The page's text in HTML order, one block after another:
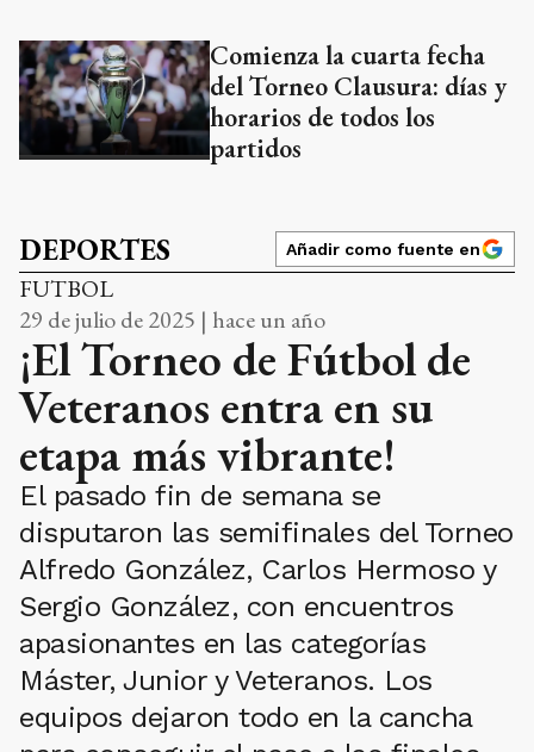
Comienza la cuarta fecha
del Torneo Clausura: días y
horarios de todos los
partidos
DEPORTES Añadir como fuente en
FUTBOL
29 de julio de 2025 | hace un año
¡El Torneo de Fútbol de
Veteranos entra en su
etapa más vibrante!
El pasado fin de semana se
disputaron las semifinales del Torneo
Alfredo González, Carlos Hermoso y
Sergio González, con encuentros
apasionantes en las categorías
Máster, Junior y Veteranos. Los
equipos dejaron todo en la cancha